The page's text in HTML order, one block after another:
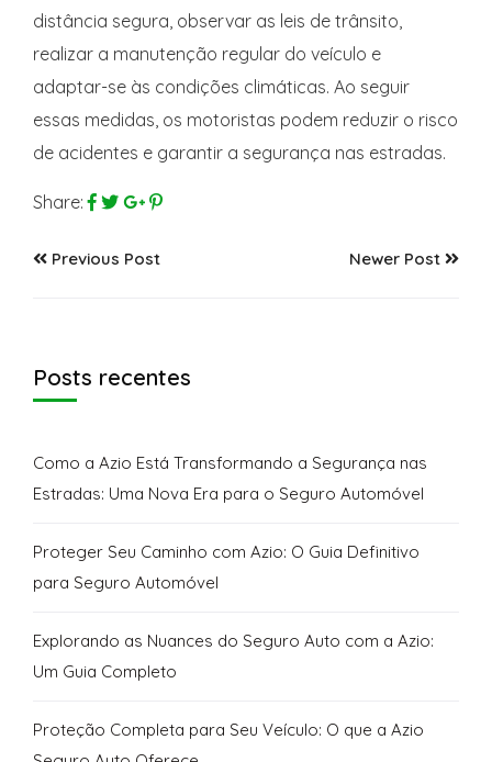
distância segura, observar as leis de trânsito,
realizar a manutenção regular do veículo e
adaptar-se às condições climáticas. Ao seguir
essas medidas, os motoristas podem reduzir o risco
de acidentes e garantir a segurança nas estradas.
Share:
Previous Post Newer Post
Posts recentes
Como a Azio Está Transformando a Segurança nas
Estradas: Uma Nova Era para o Seguro Automóvel
Proteger Seu Caminho com Azio: O Guia Definitivo
para Seguro Automóvel
Explorando as Nuances do Seguro Auto com a Azio:
Um Guia Completo
Proteção Completa para Seu Veículo: O que a Azio